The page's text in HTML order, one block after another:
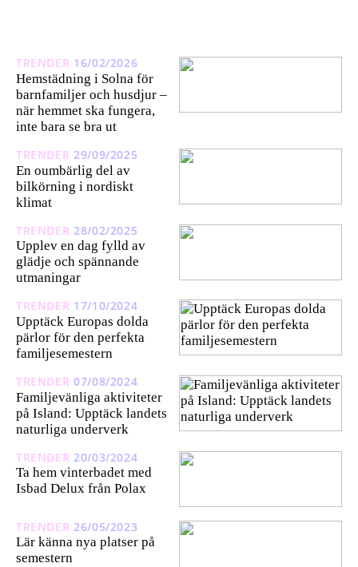
TRENDER 16/02/2026
Hemstädning i Solna för
barnfamiljer och husdjur –
när hemmet ska fungera,
inte bara se bra ut
TRENDER 29/09/2025
En oumbärlig del av
bilkörning i nordiskt
klimat
TRENDER 28/02/2025
Upplev en dag fylld av
glädje och spännande
utmaningar
TRENDER 17/10/2024
Upptäck Europas dolda
pärlor för den perfekta
familjesemestern
TRENDER 07/08/2024
Familjevänliga aktiviteter
på Island: Upptäck landets
naturliga underverk
TRENDER 20/03/2024
Ta hem vinterbadet med
Isbad Delux från Polax
TRENDER 26/05/2023
Lär känna nya platser på
semestern